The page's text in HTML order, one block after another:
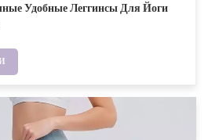
Удобные Леггинсы Для Йоги